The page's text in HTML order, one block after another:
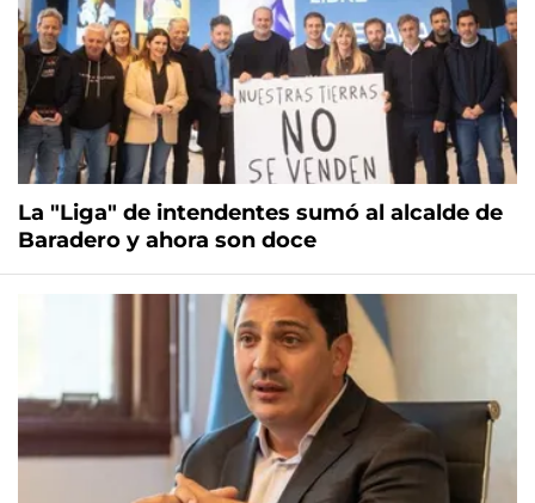
La "Liga" de intendentes sumó al alcalde de
Baradero y ahora son doce